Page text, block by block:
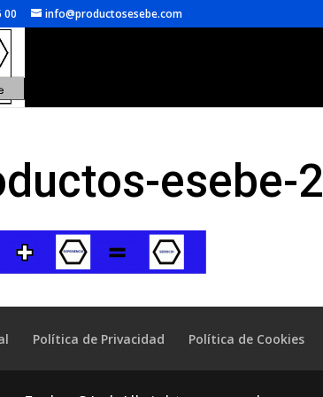
00 info@productosesebe.com
esebe-2
Política de Privacidad Política de Cookies